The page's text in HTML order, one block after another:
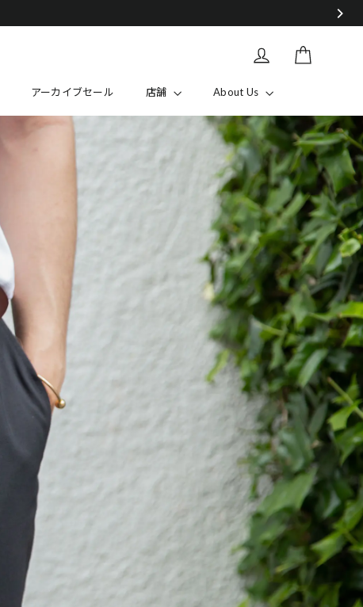
Log in
アーカイブセール 店舗 About Us